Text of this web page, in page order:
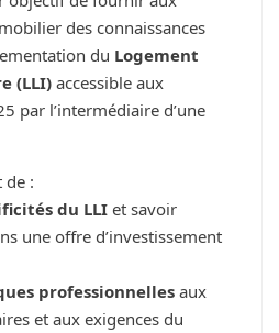
des connaissances
du Logement
(LLI) accessible aux
par l’intermédiaire d’une
de :
du LLI et savoir
une offre d’investissement
professionnelles aux
et aux exigences du